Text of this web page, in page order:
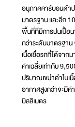
อนุภาคคาร์บอนดำป
มาตรฐาน และอีก
พื้นที่ที่มีการปนเปื้อ
กว่าระดับมาตรฐา
เนื้อเยื่อรกที่ได้จา
ค่าเฉลี่ยเท่ากับ
ปริมาณเขม่าดำใน
อากาศสูงกว่าจะมี
มิลลิเมตร